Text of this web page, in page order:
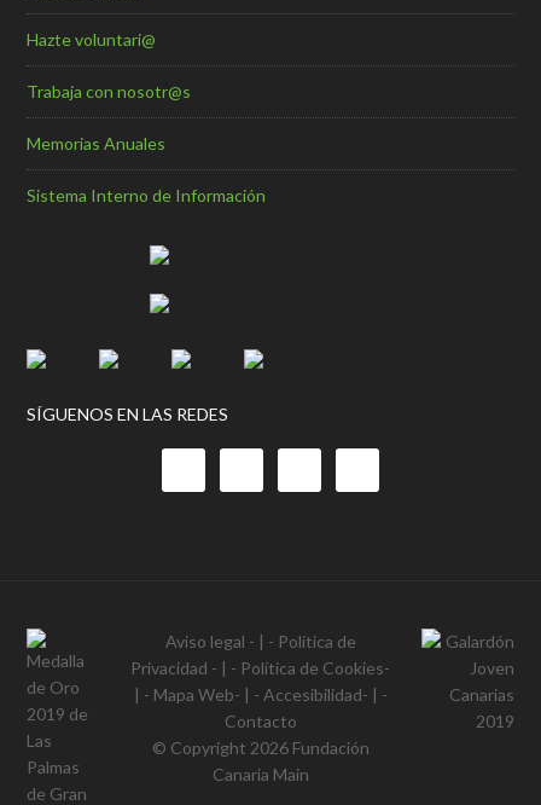
Hazte voluntari@
Trabaja con nosotr@s
Memorias Anuales
Sistema Interno de Información
SÍGUENOS EN LAS REDES
Aviso legal - | - Política de
Privacidad - | - Política de Cookies-
| - Mapa Web- | - Accesibilidad- | -
Contacto
© Copyright 2026 Fundación
Canaria Main